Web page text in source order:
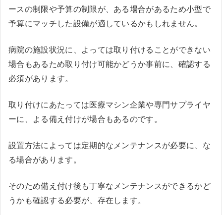
ースの制限や予算の制限が、ある場合があるため小型で
予算にマッチした設備が適しているかもしれません。
病院の施設状況に、よっては取り付けることができない
場合もあるため取り付け可能かどうか事前に、確認する
必須があります。
取り付けにあたっては医療マシン企業や専門サプライヤ
ーに、よる備え付けが場合もあるのです。
設置方法によっては定期的なメンテナンスが必要に、な
る場合があります。
そのため備え付け後も丁寧なメンテナンスができるかど
うかも確認する必要が、存在します。